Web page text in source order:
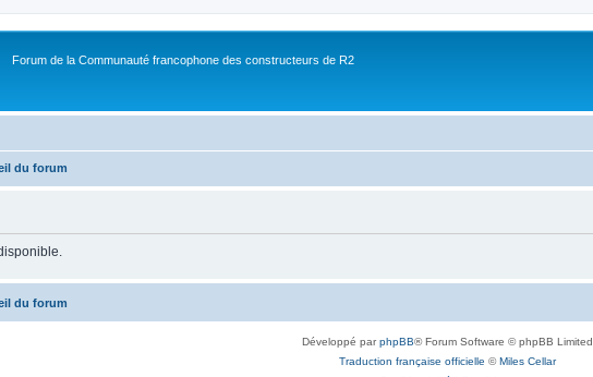
Forum de la Communauté francophone des constructeurs de R2
du forum
du forum
Développé parphpBB® Forum Software © phpBB Limited
Traduction française officielle ©Miles Cellar